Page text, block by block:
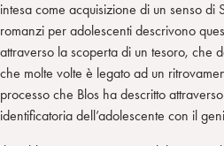
intesa come acquisizione di un senso di
romanzi per adolescenti descrivono
attraverso la scoperta di un tesoro, che
che molte volte è legato ad un
processo che Blos ha descritto
identificatoria dell’adolescente con il